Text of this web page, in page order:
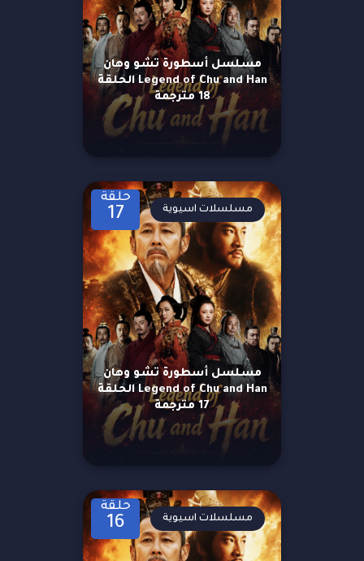
مسلسل أسطورة تشو وهان
Legend of Chu and Han الحلقة
18 مترجمة
حلقة
17
مسلسل أسطورة تشو وهان
Legend of Chu and Han الحلقة
17 مترجمة
مسلسلات اسيوية
حلقة
16 مسلسلات اسيوية